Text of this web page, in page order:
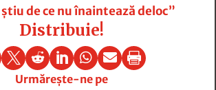
de ce nu înaintează deloc”
Distribuie!
    

Urmărește-ne pe